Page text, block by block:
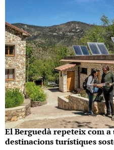
El Berguedà repeteix com
destinacions turístiques